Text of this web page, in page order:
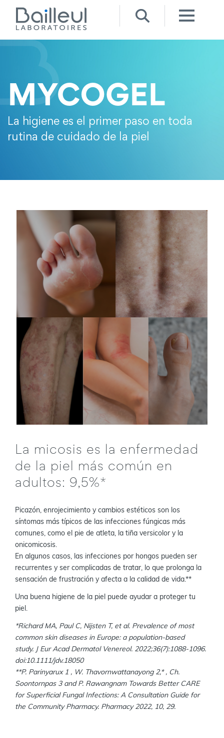
La higiene es el primer paso en toda
rutina de cuidado de la piel
La micosis es la enfermedad
de la piel más común en
adultos: 9,5%*
Picazón, enrojecimiento y cambios estéticos son los
síntomas más típicos de las infecciones fúngicas más
comunes, como el pie de atleta, la tiña versicolor y la
onicomicosis.
En algunos casos, las infecciones por hongos pueden ser
recurrentes y ser complicadas de tratar, lo que prolonga la
sensación de frustración y afecta a la calidad de vida.**
Una buena higiene de la piel puede ayudar a proteger tu
piel.
*Richard MA, Paul C, Nijsten T, et al. Prevalence of most
common skin diseases in Europe: a population-based
study. J Eur Acad Dermatol Venereol. 2022;36(7):1088-1096.
doi:10.1111/jdv.18050
**P. Parinyarux 1 , W. Thavornwattanayong 2,* , Ch.
Soontornpas 3 and P. Rawangnam Towards Better CARE
for Superficial Fungal Infections: A Consultation Guide for
the Community Pharmacy. Pharmacy 2022, 10, 29.